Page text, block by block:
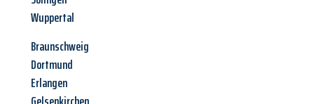
Wuppertal
Braunschweig
Dortmund
Erlangen